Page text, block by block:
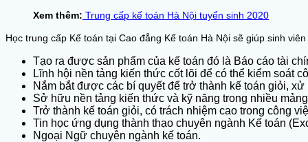
Xem thêm: Trung cấp kế toán Hà Nội tuyển sinh 2020
Học trung cấp Kế toán tại Cao đẳng Kế toán Hà Nội sẽ giúp sinh
Tạo ra được sản phẩm của kế toán đó là Báo cáo tài
Lĩnh hội nền tảng kiến thức cốt lõi để có thể kiểm soát
Nắm bắt được các bí quyết để trở thành kế toán giỏi,
Sở hữu nền tảng kiến thức và kỹ năng trong nhiều
Trở thành kế toán giỏi, có trách nhiệm cao trong công
Tin học ứng dụng thành thạo chuyên ngành Kế toán
Ngoại Ngữ chuyên ngành kế toán.